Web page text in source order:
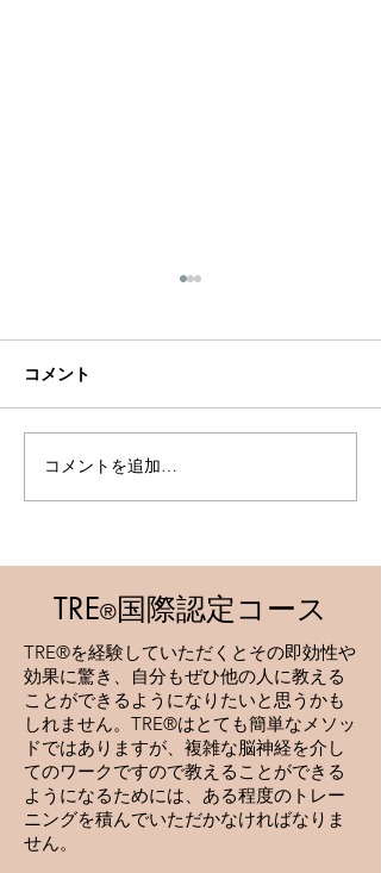
海の底で神に出会う
コメント
コメントを追加…
TRE®国際認定コース
TRE®を経験していただくとその即効性や
効果に驚き、自分もぜひ他の人に教える
ことができるようになりたいと思うかも
しれません。TRE®はとても簡単なメソッ
ドではありますが、複雑な脳神経を介し
てのワークですので教えることができる
ようになるためには、ある程度のトレー
ニングを積んでいただかなければなりま
せん。